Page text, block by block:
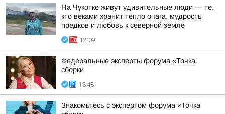
На Чукотке живут удивительные люди — те,
кто веками хранит тепло очага, мудрость
предков и любовь к северной земле
12:09
Федеральные эксперты форума «Точка
сборки
13:48
Знакомьтесь с экспертом форума «Точка